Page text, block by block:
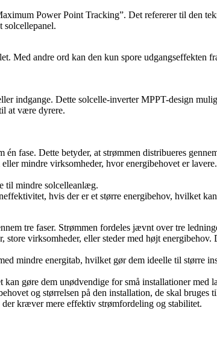
Power Point Tracking”. Det refererer til den
solcellepanel.
Med andre ord kan den kun spore udgangseffekten
indgange. Dette solcelle-inverter MPPT-design
at være dyrere.
fase. Dette betyder, at strømmen distribueres
mindre virksomheder, hvor energibehovet er
til mindre solcelleanlæg.
hvis der er et større energibehov, hvilket
tre faser. Strømmen fordeles jævnt over tre
store virksomheder, eller steder med højt
mindre energitab, hvilket gør dem ideelle til større
gøre dem unødvendige for små installationer med
og størrelsen på den installation, de skal
kræver mere effektiv strømfordeling og stabilitet.